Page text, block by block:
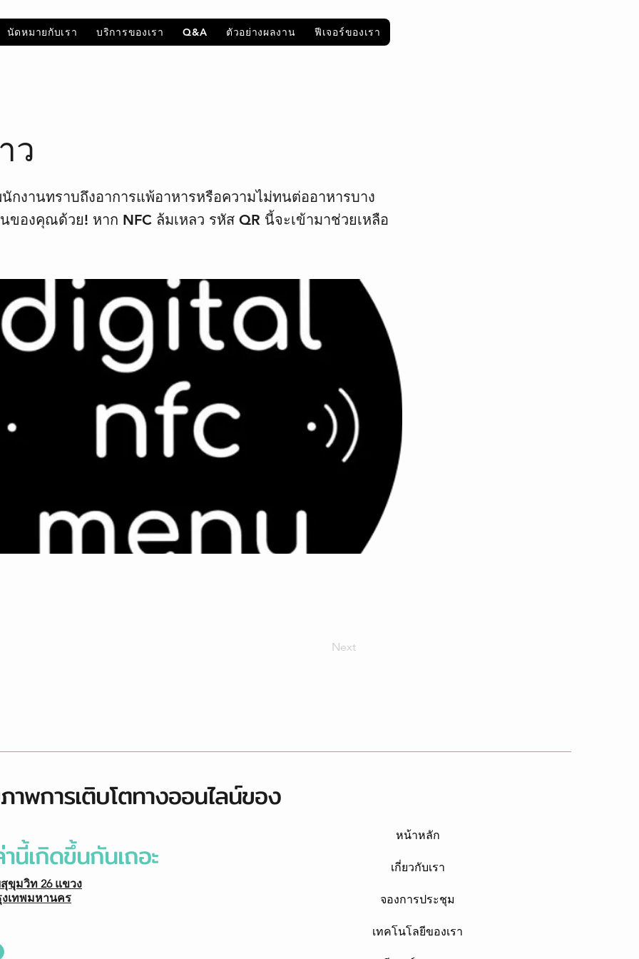
นัดหมายกับเรา บริการของเรา Q&A ตัวอย่างผลงาน ฟีเจอร์ของเรา
ว
กงานทราบถึงอาการแพ้อาหารหรือความไม่ทนต่ออาหารบาง
ของคุณด้วย! หาก NFC ล้มเหลว รหัส QR นี้จะเข้ามาช่วยเหลือ
Next
พการเติบโตทางออนไลน์ของ
นี้เกิดขึ้นกันเถอะ
ขุมวิท 26 แขวง
งเทพมหานคร
หน้าหลัก
เกี่ยวกับเรา
จองการประชุม
เทคโนโลยีของเรา